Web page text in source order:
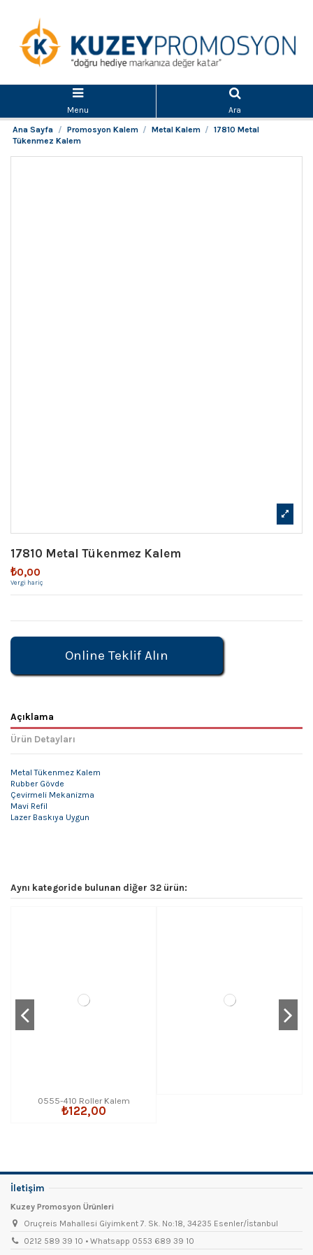
Menu
Ara
Ana Sayfa
Promosyon Kalem Metal Kalem
17810 Metal
Tükenmez Kalem
17810 Metal Tükenmez Kalem
₺0,00
Vergi hariç
Online Teklif Alın
Açıklama
Ürün Detayları
Metal Tükenmez Kalem
Rubber Gövde
Çevirmeli Mekanizma
Mavi Refil
Lazer Baskıya Uygun
Aynı kategoride bulunan diğer 32 ürün:
0555-410 Roller Kalem
₺122,00
İletişim
Kuzey Promosyon Ürünleri
Oruçreis Mahallesi Giyimkent 7. Sk. No:18, 34235 Esenler/İstanbul
0212 589 39 10 • Whatsapp 0553 689 39 10